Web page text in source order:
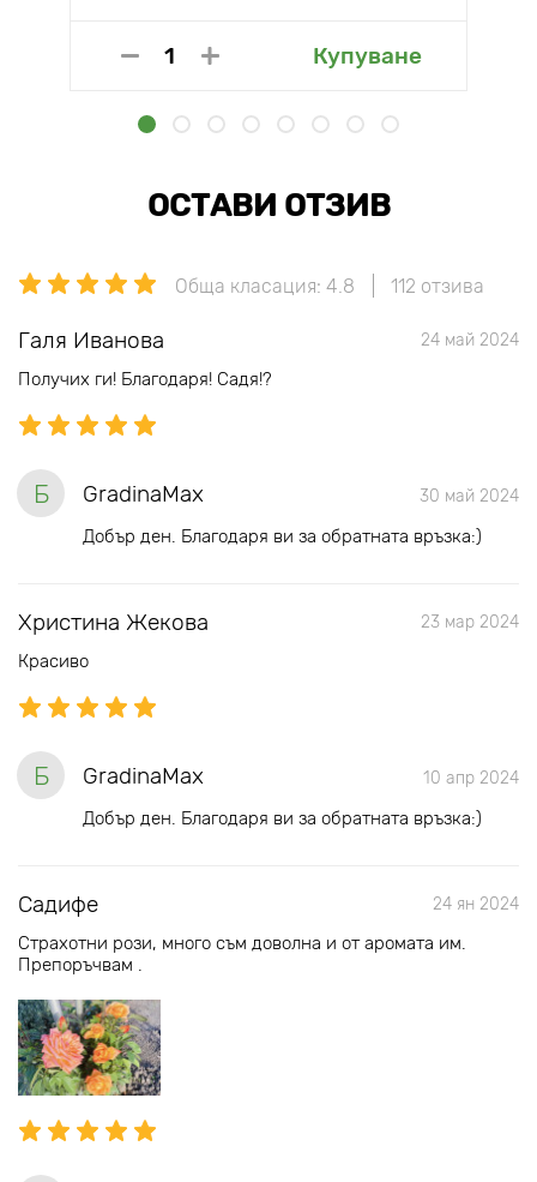
Купуване
ОСТАВИ ОТЗИВ
Обща класация: 4.8 112 отзива
Галя Иванова 24 май 2024
Получих ги! Благодаря! Садя!?
Б GradinaMax 30 май 2024
Добър ден. Благодаря ви за обратната връзка:)
Христина Жекова 23 мар 2024
Красиво
Б GradinaMax 10 апр 2024
Добър ден. Благодаря ви за обратната връзка:)
Садифе 24 ян 2024
Страхотни рози, много съм доволна и от аромата им.
Препоръчвам .